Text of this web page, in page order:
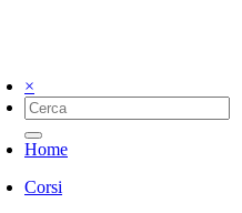
×
Home
Corsi